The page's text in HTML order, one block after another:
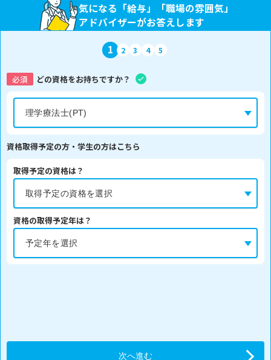
気になる「給与」「職場の雰囲気」
アドバイザーがお答えします
1 2 3 4 5
必須 どの資格をお持ちですか？
資格取得予定の方・学生の方はこちら
取得予定の資格は？
資格の取得予定年は？